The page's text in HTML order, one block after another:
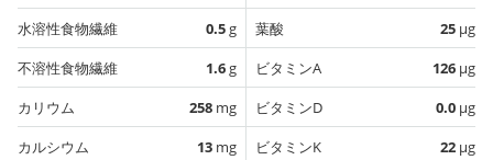
水溶性食物繊維
0.5g
不溶性食物繊維
1.6g
カリウム
258 mg
カルシウム
13 mg
葉酸
25 µg
ビタミンA
126 µg
ビタミンD
0.0 µg
ビタミンK
22 µg